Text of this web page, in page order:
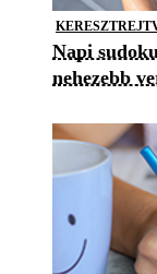
Napi
nehezebb